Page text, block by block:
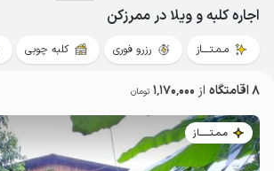
اجاره کلبه و ویلا در ممرزکن
مـمـتــــاز رزرو فوری کلبه چوبی
8 اقامتگاه از 1٬170٬000 تومان
مـمـتــــــاز